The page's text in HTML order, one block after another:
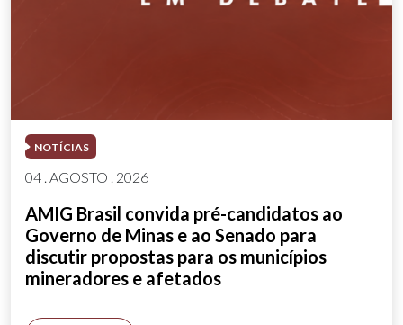
NOTÍCIAS
04 . AGOSTO . 2026
AMIG Brasil convida pré-candidatos ao
Governo de Minas e ao Senado para
discutir propostas para os municípios
mineradores e afetados